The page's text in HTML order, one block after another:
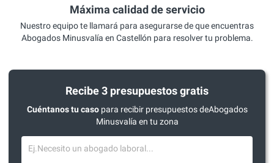
Máxima calidad de servicio
Nuestro equipo te llamará para asegurarse de que encuentras
Abogados Minusvalía en Castellón para resolver tu problema.
Recibe 3 presupuestos gratis
Cuéntanos tu casopara recibir presupuestos deAbogados
Minusvalía en tu zona